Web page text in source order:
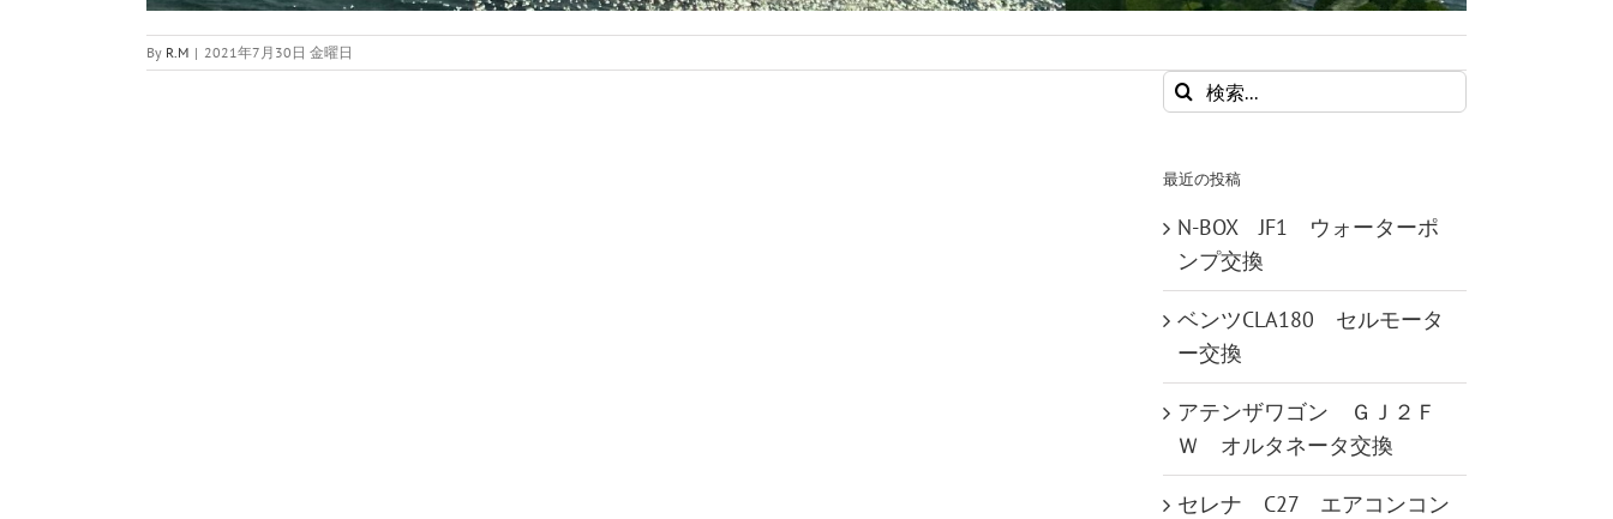
By R.M | 2021年7月30日 金曜日
検
索
最近の投稿
N-BOX JF1 ウォーターポ
ンプ交換
ベンツCLA180 セルモータ
ー交換
アテンザワゴン ＧＪ２Ｆ
Ｗ オルタネータ交換
セレナ C27 エアコンコン